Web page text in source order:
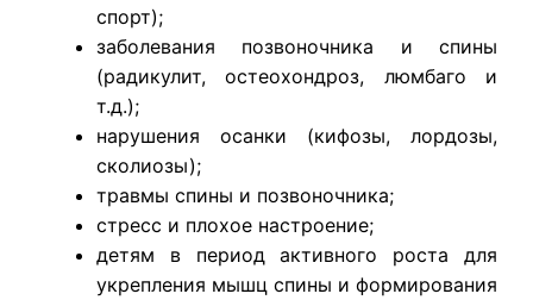
спорт);
заболевания позвоночника и спины
(радикулит, остеохондроз, люмбаго и
т.д.);
нарушения осанки (кифозы, лордозы,
сколиозы);
травмы спины и позвоночника;
стресс и плохое настроение;
детям в период активного роста для
укрепления мышц спины и формирования